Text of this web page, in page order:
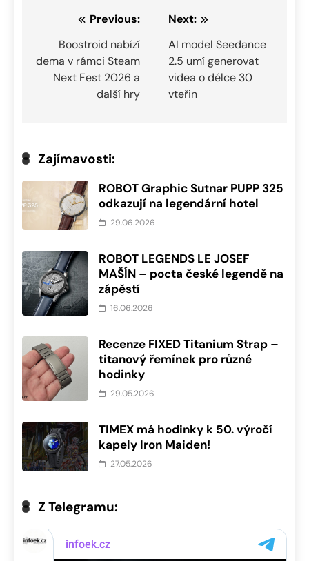
Navigace
pro
příspěvek
Previous:
Boostroid nabízí
dema v rámci Steam
Next Fest 2026 a
další hry
Next:
AI model Seedance
2.5 umí generovat
videa o délce 30
vteřin
Zajímavosti:
ROBOT Graphic Sutnar PUPP 325
odkazují na legendární hotel
29.06.2026
ROBOT LEGENDS LE JOSEF
MAŠÍN – pocta české legendě na
zápěstí
16.06.2026
Recenze FIXED Titanium Strap –
titanový řemínek pro různé
hodinky
29.05.2026
TIMEX má hodinky k 50. výročí
kapely Iron Maiden!
27.05.2026
Z Telegramu: